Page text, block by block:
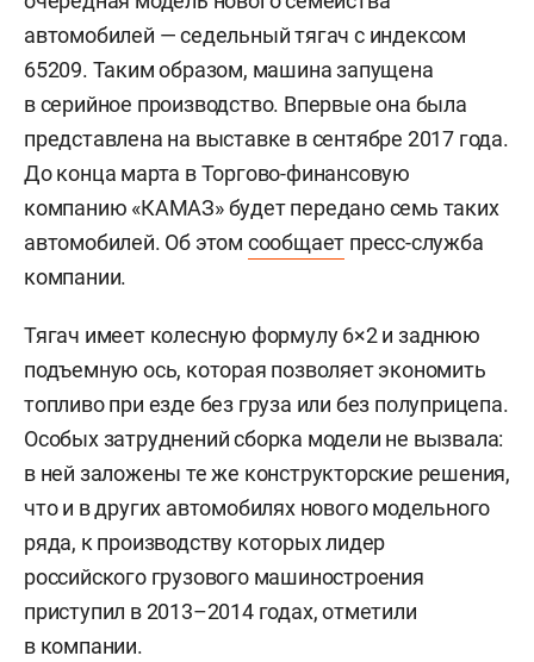
автомобилей — седельный тягач с индексом
65209. Таким образом, машина запущена
в серийное производство. Впервые она была
представлена на выставке в сентябре 2017 года.
До конца марта в Торгово-финансовую
компанию «КАМАЗ» будет передано семь таких
автомобилей. Об этом сообщает пресс-служба
компании.
Тягач имеет колесную формулу 6×2 и заднюю
подъемную ось, которая позволяет экономить
топливо при езде без груза или без полуприцепа.
Особых затруднений сборка модели не вызвала:
в ней заложены те же конструкторские решения,
что и в других автомобилях нового модельного
ряда, к производству которых лидер
российского грузового машиностроения
приступил в 2013–2014 годах, отметили
в компании.